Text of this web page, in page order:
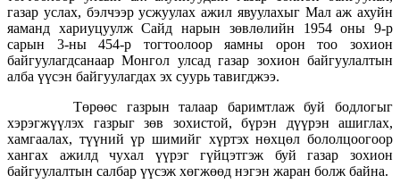
газар услах, бэлчээр усжуулах ажил явуулахыг Мал аж ахуйн
яаманд хариуцуулж Сайд нарын зөвлөлийн 1954 оны 9-р
сарын 3-ны 454-р тогтоолоор яамны орон тоо зохион
байгуулагдсанаар Монгол улсад газар зохион байгуулалтын
алба үүсэн байгуулагдах эх суурь тавигджээ.
Төрөөс газрын талаар баримтлаж буй бодлогыг
хэрэгжүүлэх газрыг зөв зохистой, бүрэн дүүрэн ашиглах,
хамгаалах, түүний үр шимийг хүртэх нөхцөл бололцоогоор
хангах ажилд чухал үүрэг гүйцэтгэж буй газар зохион
байгуулалтын салбар үүсэж хөгжөөд нэгэн жаран болж байна.